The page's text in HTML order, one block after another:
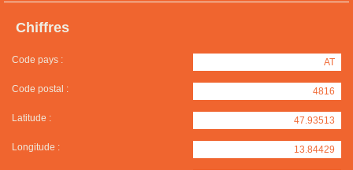
Chiffres
Code pays : AT
Code postal : 4816
Latitude : 47.93513
Longitude : 13.84429